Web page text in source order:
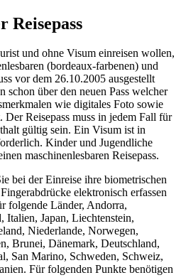
Reisepass
und ohne Visum einreisen wollen,
(bordeaux-farbenen) und
vor dem 26.10.2005 ausgestellt
schon über den neuen Pass welcher
wie digitales Foto sowie
Der Reisepass muss in jedem Fall für
gültig sein. Ein Visum ist in
Kinder und Jugendliche
maschinenlesbaren Reisepass.
bei der Einreise ihre biometrischen
elektronisch erfassen
folgende Länder, Andorra,
Italien, Japan, Liechtenstein,
Niederlande, Norwegen,
Brunei, Dänemark, Deutschland,
San Marino, Schweden, Schweiz,
Für folgenden Punkte benötigen